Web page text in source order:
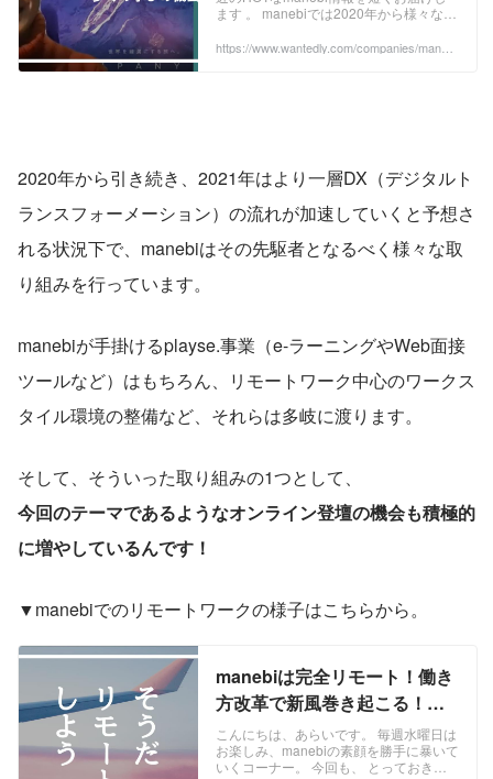
ます 。 manebiでは2020年から様々な業
今年2021年は世の中的にもリモートワー
をはじめ一般社員の方から大学生まで、
https://www.wantedly.com/companies/maneb
2020年から引き続き、2021年はより一層DX（デジタルト
ランスフォーメーション）の流れが加速していくと予想さ
れる状況下で、manebiはその先駆者となるべく様々な取
り組みを行っています。
manebiが手掛けるplayse.事業（e-ラーニングやWeb面接
ツールなど）はもちろん、リモートワーク中心のワークス
タイル環境の整備など、それらは多岐に渡ります。
そして、そういった取り組みの1つとして、
今回のテーマであるようなオンライン登壇の機会も積極的
に増やしているんです！
▼manebiでのリモートワークの様子はこちらから。
manebiは完全リモート！働き
方改革で新風巻き起こる！？
笑いあり涙なしの朝の大喜利
大会編 | 株式会社manebi
こんにちは、あらいです。 毎週水曜日は
お楽しみ、manebiの素顔を勝手に暴いて
いくコーナー。 今回も、 とっておきの